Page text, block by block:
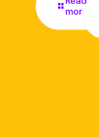
more